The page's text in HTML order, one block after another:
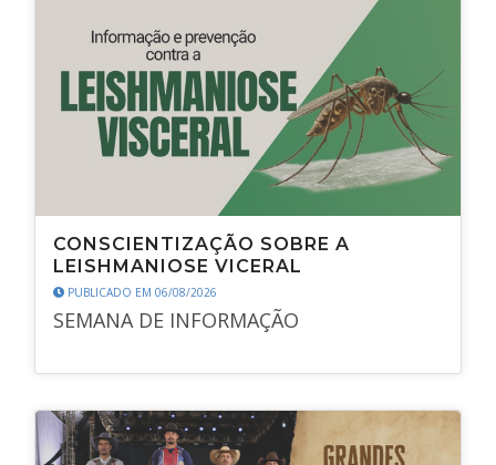
CONSCIENTIZAÇÃO SOBRE A
LEISHMANIOSE VICERAL
PUBLICADO EM 06/08/2026
SEMANA DE INFORMAÇÃO